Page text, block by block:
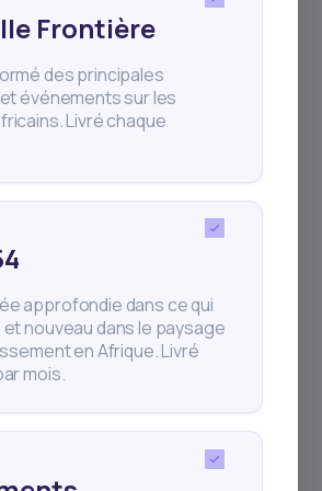
25, 2026
gagner de l’argent
un contexte économique
structuré mais toujours
Frontière
des principales
événements sur les
Livré chaque
approfondie dans ce qui
nouveau dans le paysage
en Afrique. Livré
mois.